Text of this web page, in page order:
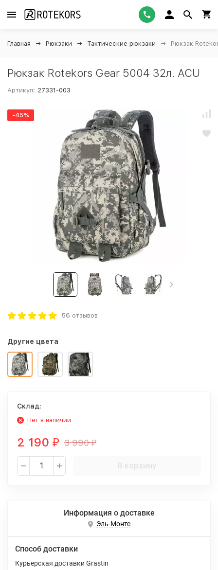
Главная Рюкзаки Тактические рюкзаки Рюкзак
Рюкзак Rotekors Gear 5004 32л. ACU
Артикул: 27331-003
-45%
56 отзывов
Другие цвета
Склад:
Нет в наличии
2 190 ₽ 3 990₽
В корзину
Информация о доставке
Эль-Монте
Способ доставки
Курьерская доставки Grastin